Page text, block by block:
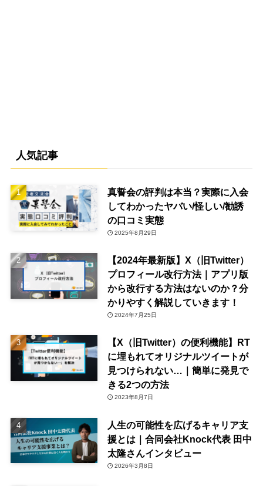
人気記事
真誓会の評判は本当？実際に入会
してわかったヤバい/怪しい/勧誘
の口コミ実態
2025年8月29日
【2024年最新版】X（旧Twitter）
プロフィール改行方法｜アプリ版
から改行する方法はないのか？分
かりやすく解説していきます！
2024年7月25日
【X（旧Twitter）の便利機能】RT
に埋もれてオリジナルツイートが
見つけられない…｜簡単に発見で
きる2つの方法
2023年8月7日
人生の可能性を広げるキャリア支
援とは｜合同会社Knock代表 田中
太隆さんインタビュー
2026年3月8日